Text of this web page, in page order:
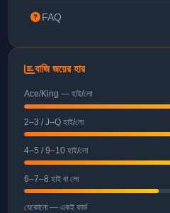
FAQ
বাজি জয়ের হার
Ace/King — হাই/লো
2–3 / J–Q হাই/লো
4–5 / 9–10 হাই/লো
6–7–8 হাই বা লো
যেকোনো — একই কার্ড